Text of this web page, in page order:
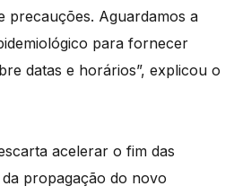
precauções. Aguardamos a
para fornecer
datas e horários”, explicou o
acelerar o fim das
propagação do novo